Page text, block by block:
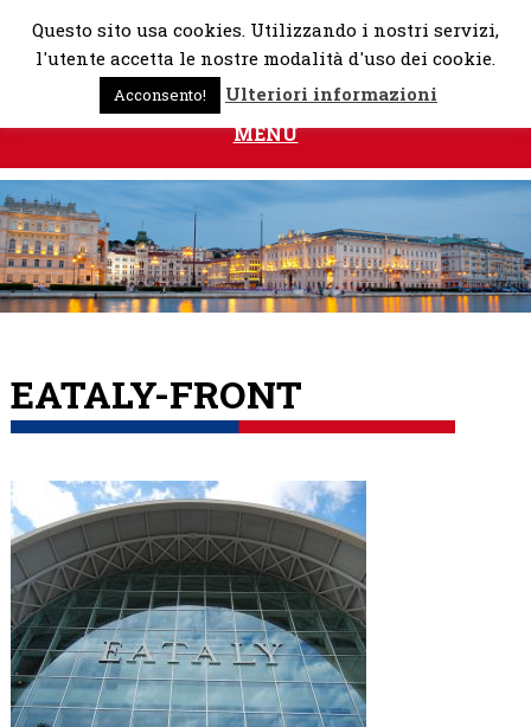
Skip
MENU
EATALY-FRONT
Questo sito usa cookies. Utilizzando i nostri servizi,
l'utente accetta le nostre modalità d'uso dei cookie.
Acconsento! Ulteriori informazioni